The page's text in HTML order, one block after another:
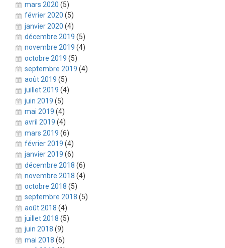
mars 2020 (5)
février 2020 (5)
janvier 2020 (4)
décembre 2019 (5)
novembre 2019 (4)
octobre 2019 (5)
septembre 2019 (4)
août 2019 (5)
juillet 2019 (4)
juin 2019 (5)
mai 2019 (4)
avril 2019 (4)
mars 2019 (6)
février 2019 (4)
janvier 2019 (6)
décembre 2018 (6)
novembre 2018 (4)
octobre 2018 (5)
septembre 2018 (5)
août 2018 (4)
juillet 2018 (5)
juin 2018 (9)
mai 2018 (6)